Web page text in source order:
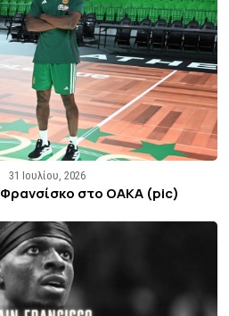
31 Ιουλίου, 2026
στο ΟΑΚΑ (pic)